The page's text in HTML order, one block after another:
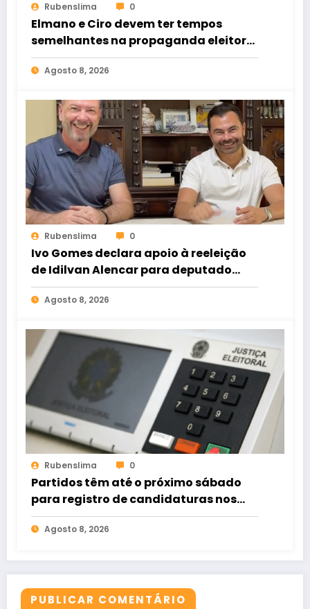
Rubenslima 0
Elmano e Ciro devem ter tempos
semelhantes na propaganda eleitoral
de rádio e TV
Agosto 8, 2026
Rubenslima 0
Ivo Gomes declara apoio à reeleição
de Idilvan Alencar para deputado
federal
Agosto 8, 2026
Rubenslima 0
Partidos têm até o próximo sábado
para registro de candidaturas nos
tribunais
Agosto 8, 2026
PUBLICAR COMENTÁRIO